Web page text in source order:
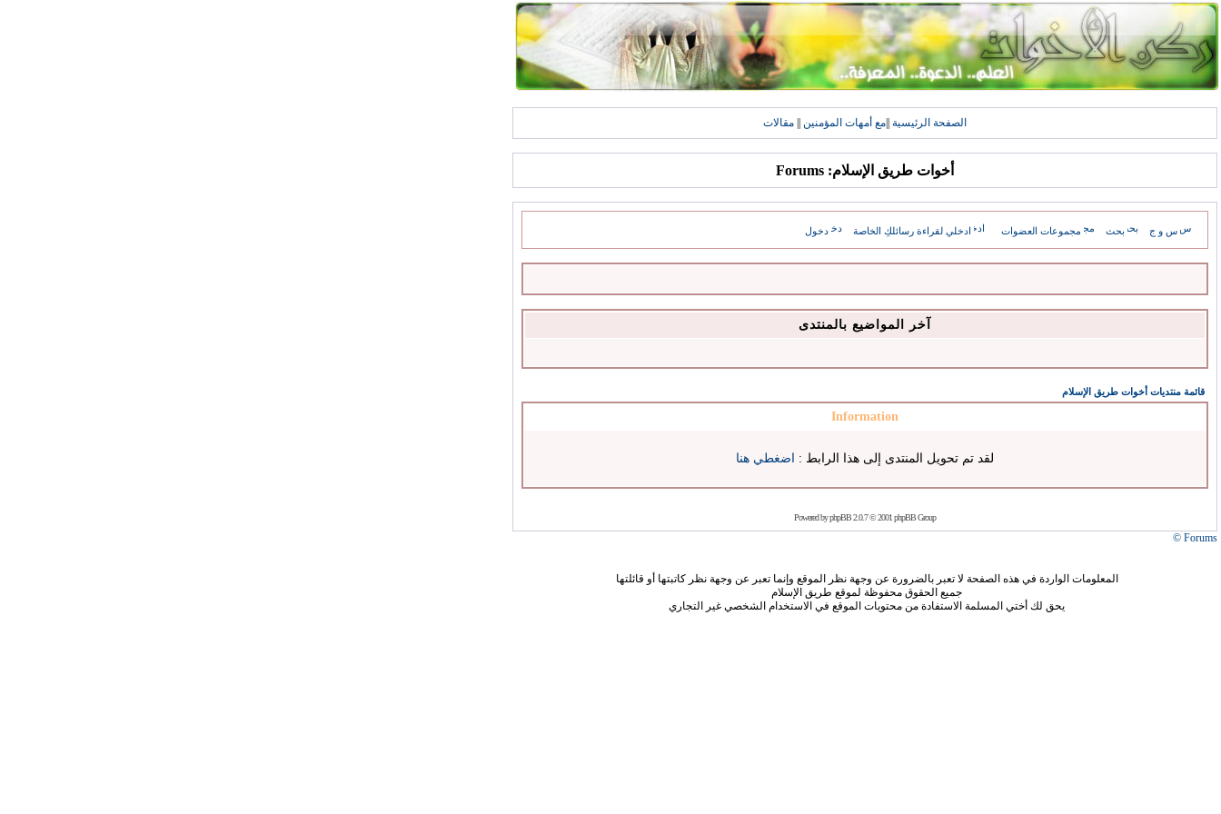
الصفحة الرئيسية مع أمهات المؤمنين مقالات
أخوات طريق الإسلام: Forums
س و ج بحث مجموعات العضوات ادخلي لقراءة رسائلكِ الخاصة دخول
آخر المواضيع بالمنتدى
قائمة منتديات أخوات طريق الإسلام
Information
لقد تم تحويل المنتدى إلى هذا الرابط : اضغطي هنا
Powered byphpBB2.0.7 © 2001 phpBB Group
Forums ©
المعلومات الواردة في هذه الصفحة لا تعبر بالضرورة عن وجهة نظر الموقع وإنما تعبر عن وجهة نظر كاتبتها أو قائلتها
جميع الحقوق محفوظة لموقع طريق الإسلام
يحق لك أختي المسلمة الاستفادة من محتويات الموقع في الاستخدام الشخصي غير التجاري